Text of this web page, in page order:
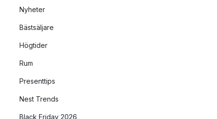
Nyheter
Bästsäljare
Högtider
Rum
Presenttips
Nest Trends
Black Friday 2026